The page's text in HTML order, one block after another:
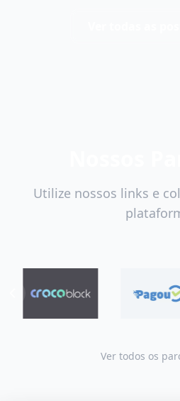
Utilize nossos links e
Ver todos os